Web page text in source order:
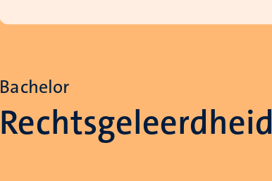
Bachelor
Rechtsgeleerdheid